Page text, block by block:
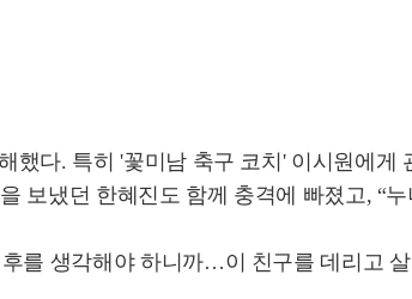
했다. 특히 '꽃미남 축구 코치' 이시원에
보냈던 한혜진도 함께 충격에 빠졌고, “
를 생각해야 하니까…이 친구를 데리고